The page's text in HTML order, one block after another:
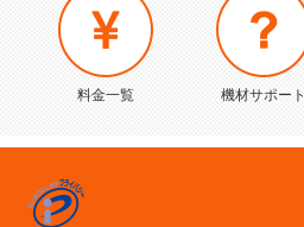
料金一覧 機材サポート